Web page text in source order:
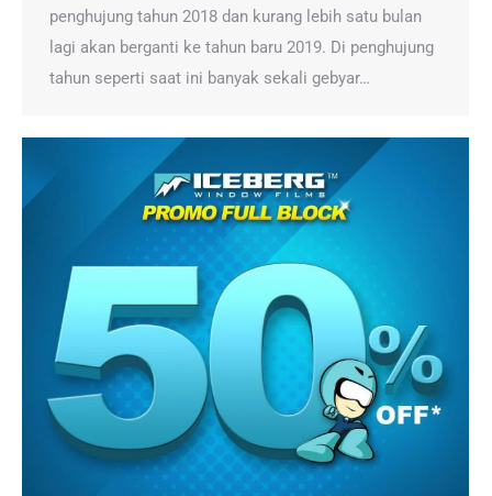
penghujung tahun 2018 dan kurang lebih satu bulan
lagi akan berganti ke tahun baru 2019. Di penghujung
tahun seperti saat ini banyak sekali gebyar…